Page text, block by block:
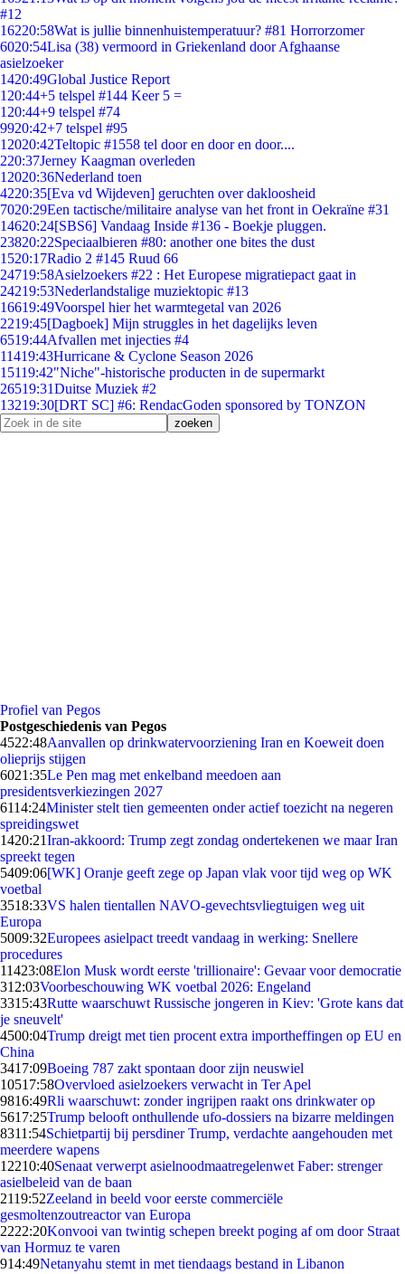
#12
16220:58Wat is jullie binnenhuistemperatuur? #81 Horrorzomer
6020:54Lisa (38) vermoord in Griekenland door Afghaanse
asielzoeker
1420:49Global Justice Report
1 20:44+5 telspel #144 Keer 5 =
1 20:44+9 telspel #74
9920:42+7 telspel #95
12020:42Teltopic #1558 tel door en door en door....
220:37Jerney Kaagman overleden
12020:36Nederland toen
4220:35[Eva vd Wijdeven] geruchten over dakloosheid
7020:29Een tactische/militaire analyse van het front in Oekraïne #31
14620:24[SBS6] Vandaag Inside #136 - Boekje pluggen.
23820:22Speciaalbieren #80: another one bites the dust
1520:17Radio 2 #145 Ruud 66
24719:58Asielzoekers #22 : Het Europese migratiepact gaat in
24219:53Nederlandstalige muziektopic #13
16619:49Voorspel hier het warmtegetal van 2026
2219:45[Dagboek] Mijn struggles in het dagelijks leven
6519:44Afvallen met injecties #4
11419:43Hurricane & Cyclone Season 2026
15119:42"Niche"-historische producten in de supermarkt
26519:31Duitse Muziek #2
13219:30[DRT SC] #6: RendacGoden sponsored by TONZON
Profiel van Pegos
Postgeschiedenis van Pegos
4522:48Aanvallen op drinkwatervoorziening Iran en Koeweit doen
olieprijs stijgen
6021:35Le Pen mag met enkelband meedoen aan
presidentsverkiezingen 2027
6114:24Minister stelt tien gemeenten onder actief toezicht na negeren
spreidingswet
1420:21Iran-akkoord: Trump zegt zondag ondertekenen we maar Iran
spreekt tegen
5409:06[WK] Oranje geeft zege op Japan vlak voor tijd weg op WK
voetbal
3518:33VS halen tientallen NAVO-gevechtsvliegtuigen weg uit
Europa
5009:32Europees asielpact treedt vandaag in werking: Snellere
procedures
11423:08Elon Musk wordt eerste 'trillionaire': Gevaar voor democratie
312:03Voorbeschouwing WK voetbal 2026: Engeland
3315:43Rutte waarschuwt Russische jongeren in Kiev: 'Grote kans dat
je sneuvelt'
4500:04Trump dreigt met tien procent extra importheffingen op EU en
China
3417:09Boeing 787 zakt spontaan door zijn neuswiel
10517:58Overvloed asielzoekers verwacht in Ter Apel
9816:49Rli waarschuwt: zonder ingrijpen raakt ons drinkwater op
5617:25Trump belooft onthullende ufo-dossiers na bizarre meldingen
8311:54Schietpartij bij persdiner Trump, verdachte aangehouden met
meerdere wapens
12210:40Senaat verwerpt asielnoodmaatregelenwet Faber: strenger
asielbeleid van de baan
2119:52Zeeland in beeld voor eerste commerciële
gesmoltenzoutreactor van Europa
2222:20Konvooi van twintig schepen breekt poging af om door Straat
van Hormuz te varen
914:49Netanyahu stemt in met tiendaags bestand in Libanon